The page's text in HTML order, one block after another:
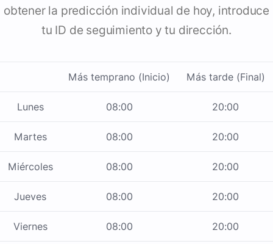
obtener la predicción individual de hoy, introduce
tu ID de seguimiento y tu dirección.
Más temprano (Inicio) Más tarde (Final)
Lunes 08:00 20:00
Martes 08:00 20:00
Miércoles 08:00 20:00
Jueves 08:00 20:00
Viernes 08:00 20:00